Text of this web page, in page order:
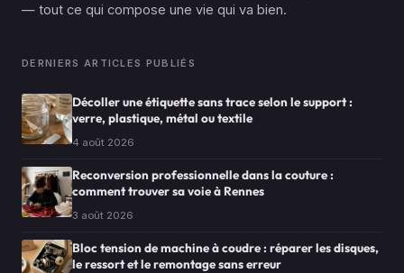
— tout ce qui compose une vie qui va bien.
DERNIERS ARTICLES PUBLIÉS
Décoller une étiquette sans trace selon le support :
verre, plastique, métal ou textile
4 août 2026
Reconversion professionnelle dans la couture :
comment trouver sa voie à Rennes
3 août 2026
Bloc tension de machine à coudre : réparer les disques,
le ressort et le remontage sans erreur